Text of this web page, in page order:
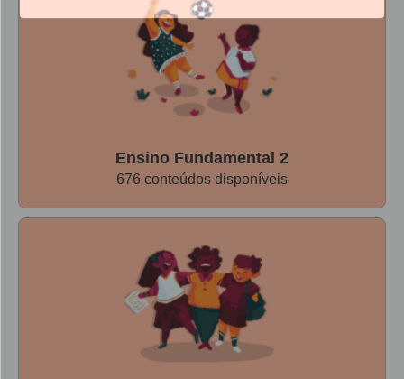
Ensino Fundamental 2
676 conteúdos disponíveis